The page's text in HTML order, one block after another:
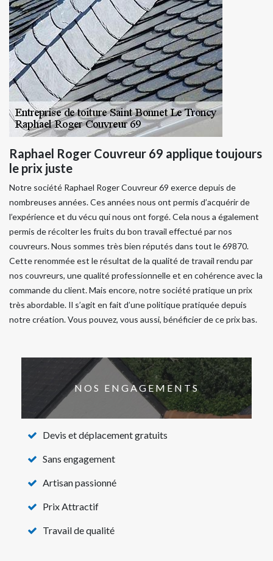
Raphael Roger Couvreur 69 applique toujours
le prix juste
Notre société Raphael Roger Couvreur 69 exerce depuis de
nombreuses années. Ces années nous ont permis d’acquérir de
l’expérience et du vécu qui nous ont forgé. Cela nous a également
permis de récolter les fruits du bon travail effectué par nos
couvreurs. Nous sommes très bien réputés dans tout le 69870.
Cette renommée est le résultat de la qualité de travail rendu par
nos couvreurs, une qualité professionnelle et en cohérence avec la
commande du client. Mais encore, notre société pratique un prix
très abordable. Il s’agit en fait d’une politique pratiquée depuis
notre création. Vous pouvez, vous aussi, bénéficier de ce prix bas.
NOS ENGAGEMENTS
Devis et déplacement gratuits
Sans engagement
Artisan passionné
Prix Attractif
Travail de qualité